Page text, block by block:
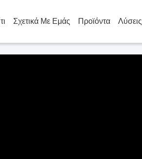
Σχετικά Με Εμάς Προϊόντα Λύσεις